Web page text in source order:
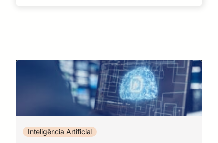
Inteligência Artificial